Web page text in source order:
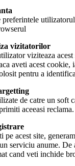
vizitatorilor
viziteaza
aveti acest
pentru a
de catre un soft
aceeasi reclama.
acest site,
serviciu anume. De
cand veti inchide